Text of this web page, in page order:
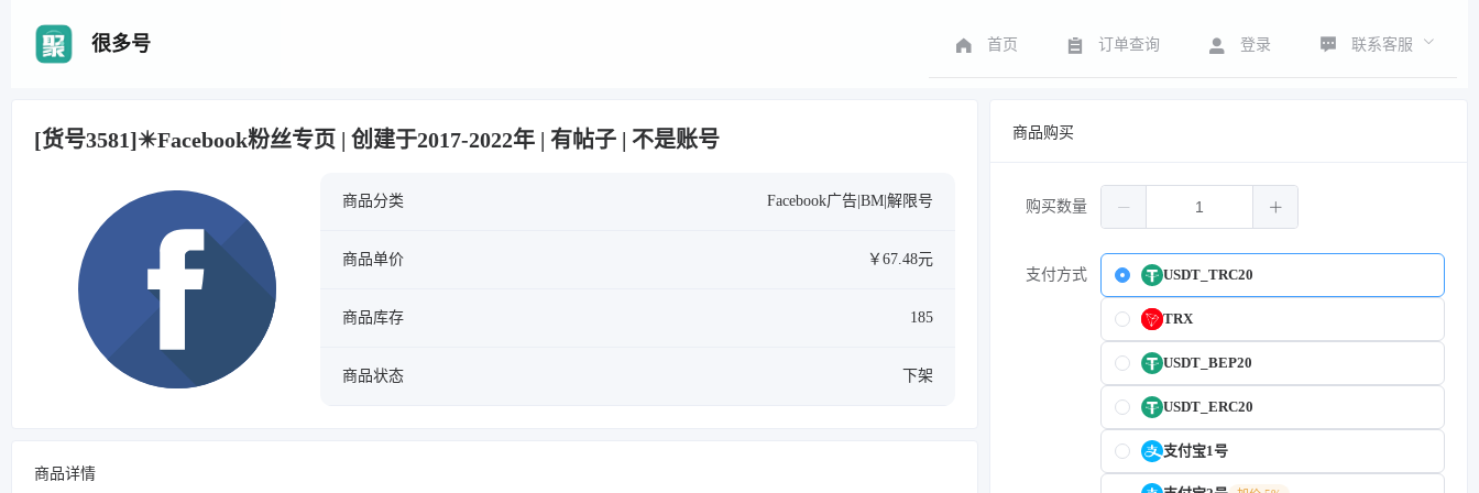
很多号 首页 订单查询 登录 联系客服
[货号3581]✴️Facebook粉丝专页 | 创建于2017-2022年 | 有帖子 | 不是账号
商品分类 Facebook广告|BM|解限号
商品单价 ￥67.48元
商品库存 185
商品状态 下架
商品详情
商品购买
购买数量
支付方式 USDT_TRC20
TRX
USDT_BEP20
USDT_ERC20
支付宝1号